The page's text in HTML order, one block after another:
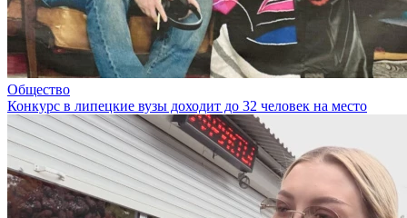
Общество
Конкурс в липецкие вузы доходит до 32 человек на место